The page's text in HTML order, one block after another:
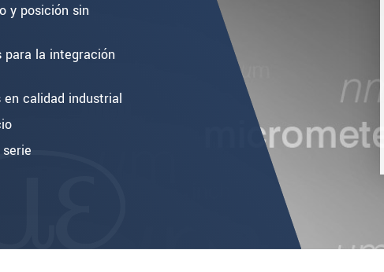
y posición sin
para la integración
en calidad industrial